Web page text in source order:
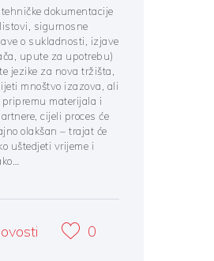
dokumentacije
sigurnosne
o sukladnosti, izjave
upute za upotrebu)
jezike za nova tržišta,
mnoštvo izazova, ali
materijala i
cijeli proces će
olakšan – trajat će
uštedjeti vrijeme i
0